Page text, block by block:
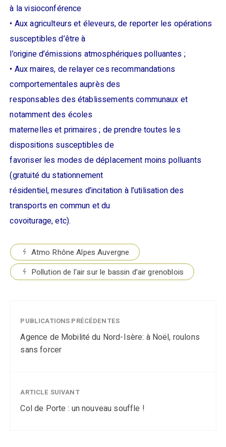
à la visioconférence
• Aux agriculteurs et éleveurs, de reporter les opérations
susceptibles d’être à
l’origine d’émissions atmosphériques polluantes ;
• Aux maires, de relayer ces recommandations
comportementales auprès des
responsables des établissements communaux et
notamment des écoles
maternelles et primaires ; de prendre toutes les
dispositions susceptibles de
favoriser les modes de déplacement moins polluants
(gratuité du stationnement
résidentiel, mesures d’incitation à l’utilisation des
transports en commun et du
covoiturage, etc).
Atmo Rhône Alpes Auvergne
Pollution de l'air sur le bassin d’air grenoblois
PUBLICATIONS PRÉCÉDENTES
Agence de Mobilité du Nord-Isère: à Noël, roulons
sans forcer
ARTICLE SUIVANT
Col de Porte : un nouveau souffle !